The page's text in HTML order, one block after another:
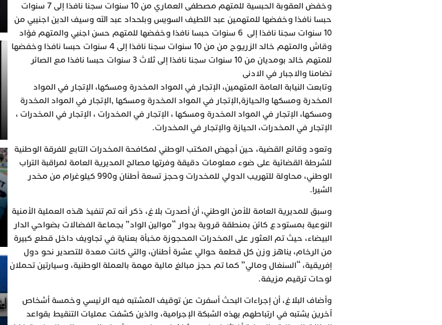
وخفض العقوبة الحبسية للمتهم مصطفى العماري من 10 سنوات سجنا نافذا إلى 7 سنوات
حبسا نافذا وخفضها للمتهمين عبد اللطيف السويس وبلحداد عبد الله وسيف الدين اجنيبي من
10 سنوات سجنا نافذا إلى 6 سنوات حبسا نافذا وخفضها للمتهم حسن اجنبي والمتهم فؤاد
وقاش والمتهم خالد الزريوح من من 10 سنوات سجنا نافذا إلى 4 سنوات حبسا نافذا وخفضها
للمتهم خالد بومديان من 10 سنوات سجنا نافذا إلى ثلاث 3 سنوات حبسا نافذا مع الصائر
تضامنا والاجبار في الادنى
وتابعت النيابة العامة المتهمين، الإتجار في المواد المخدرة ومسكها، الإتجار في المواد
المخدرة ومسكها والحيازة,الإتجار في المواد المخدرة ومسكها ,الإتجار في المواد المخدرة
ومسكها، الإتجار في المواد المخدرة ومسكها ، الإتجار في المخدرات ، الإتجار في المخدرات ،
الإتجار في المخدرات، الحيازة والإتجار في المخدرات.
وتعود وقائع القضية، حين أجهض المكتب الوطني لمكافحة المخدرات التابع للفرقة الوطنية
للشرطة القضائية على ضوء معلومات دقيقة وفرتها مصالح المديرية العامة لمراقبة التراب
الوطني، محاولة للتهريب الدولي للمخدرات وحجز تسعة أطنان و990 كيلوغرام من مخدر
الشيرا.
وسبق للمديرية العامة للأمن الوطني، أن أصدرت بلاغ، ذكر أنه تم تنفيذ هذه العملية الأمنية
النوعية بمستودع كائن بمنطقة قروية بدوار “موالين الواد” بجماعة الفضالات بضواحي الدار
البيضاء، حيث تم العثور على المخدرات المحجوزة مخبأة بعناية في تجاويف داخل قطع كبيرة
من الرخام، يناهز وزن كل قطعة حوالي عشرة أطنان، والتي كانت معدة للتصدير نحو دول
إفريقية، “السنغال ومالي” كما تم حجز مبالغ مالية مهمة بالعملة الوطنية، وسيارتين تحملان
لوحات ترقيم مزيفة.
وأضاف البلاغ، أن إجراءات البحث أسفرت عن توقيف المشتبه فيه الرئيسي وخمسة أشخاص
آخرين يشتبه في ارتباطهم بهذه الشبكة الإجرامية، والذين كشفت عمليات التنقيط بقواعد